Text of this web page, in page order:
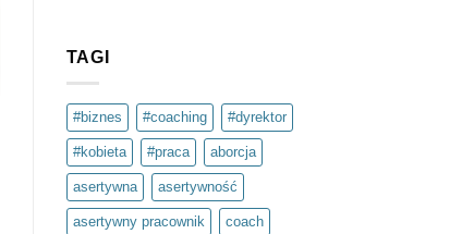
psychiczne
–
to
inwestycja
w
siebie.
Projekt
społeczny
Światło
TAGI
#biznes #coaching #dyrektor
#kobieta #praca aborcja
asertywna asertywność
asertywny pracownik coach